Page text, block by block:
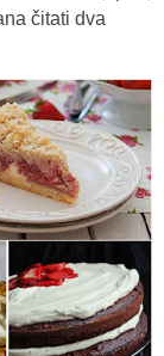
čitati dva